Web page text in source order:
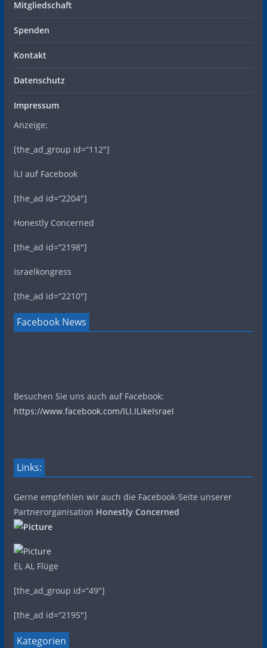
Mitgliedschaft
Spenden
Kontakt
Datenschutz
Impressum
Anzeige:
[the_ad_group id=“112″]
ILI auf Facebook
[the_ad id=“2204″]
Honestly Concerned
[the_ad id=“2198″]
Israelkongress
[the_ad id=“2210″]
Facebook News
Besuchen Sie uns auch auf Facebook:
https://www.facebook.com/ILI.ILikeIsrael
Links:
Gerne empfehlen wir auch die Facebook-Seite unserer
Partnerorganisation Honestly Concerned
EL AL Flüge
[the_ad_group id=“49″]
[the_ad id=“2195″]
Kategorien